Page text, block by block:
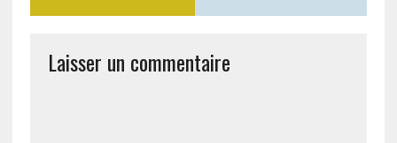
Laisser un commentaire